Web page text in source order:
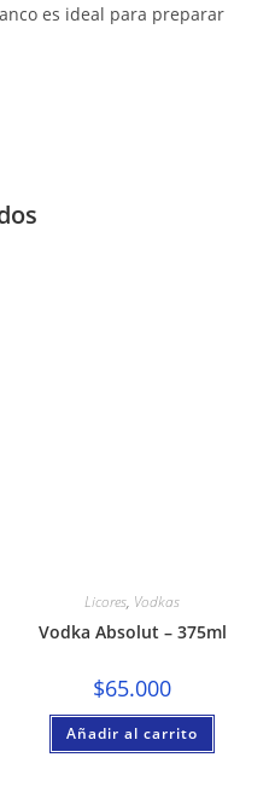
es ideal para preparar
Licores, Vodkas
Vodka Absolut – 375ml
$65.000
Añadir al carrito